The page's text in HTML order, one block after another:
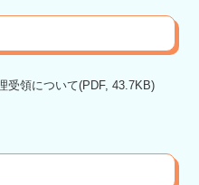
受領について(PDF, 43.7KB)